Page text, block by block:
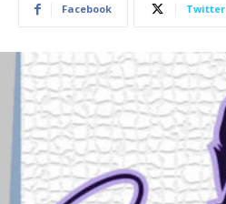
Facebook Twitter